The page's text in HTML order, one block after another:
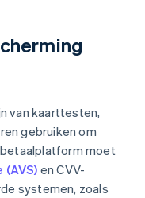
van kaarttesten,
gebruiken om
moet
en CVV-
systemen, zoals